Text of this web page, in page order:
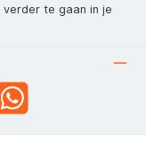
te gaan in je